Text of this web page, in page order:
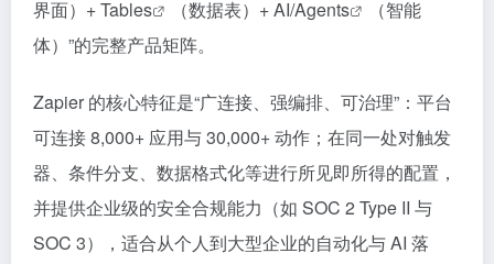
界面）+Tables （数据表）+ AI/Agents
（智能
体）”的完整产品矩阵。
Zapier 的核心特征是“广连接、强编排、可治理”：平台
可连接 8,000+ 应用与 30,000+ 动作；在同一处对触发
器、条件分支、数据格式化等进行所见即所得的配置，
并提供企业级的安全合规能力（如 SOC 2 Type II 与
SOC 3），适合从个人到大型企业的自动化与 AI 落